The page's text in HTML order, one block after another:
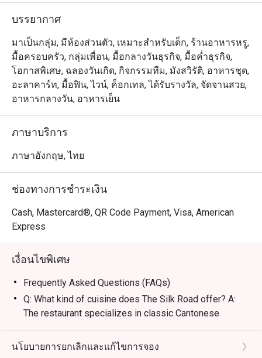
・The Silk Road (Classic Cantonese with Modern Flair
Restaurant) @ The Athenee Hotel เป็นห้องอาหารจีนระดับ
พรีเมียมที่นำเสนออาหารกวางตุ้งต้นตำรับพร้อมความทัน
สมัย ตั้งอยู่บนชั้น 3 ของโรงแรม The Athenee Hotel เดินทาง
สะดวกสบายใกล้กับ เซ็นทรัล ชิดลม, สถานเอกอัครราชทูต
เป็นส่วนตัวสูง เหมาะสำหรับการเจรจาธุรกิจ มื้อพิเศษ
สำหรับคู่รัก หรือการรวมตัวของครอบครัว
เวียร์ และ หมูหัน รสชาติต้นตำรับที่รังสรรค์โดยเชฟชาว
ฮ่องกง เมนูห้ามพลาดอื่น ๆ ได้แก่ กุ้งสายไหม ที่กรอบนอก
นุ่มใน และ ติ่มซำ กุ้งตัวโตเนื้อเด้งที่เน้นความสดใหม่ในทุก
คำ
・สำหรับคนไทย ที่นี่คือตัวเลือกระดับท็อปสำหรับมื้ออาหาร
จีนสุดหรูที่มอบบริการระดับ 5 ดาวอย่างไม่มีที่ติ ส่วนนักท่อง
เที่ยวจะประทับใจกับคุณภาพอาหารชั้นเลิศและความคุ้มค่า
ในทำเลใจกลางย่าน ถนนวิทยุ และใกล้ BTS เพลินจิต
ต้องการเพื่อรับส่วนลดสูงสุด 50% สำหรับค่าอาหาร
บรรยากาศ
มาเป็นกลุ่ม, มีห้องส่วนตัว, เหมาะสำหรับเด็ก, ร้านอาหารหรู,
มื้อครอบครัว, กลุ่มเพื่อน, มื้อกลางวันธุรกิจ, มื้อค่ำธุรกิจ,
โอกาสพิเศษ, ฉลองวันเกิด, กิจกรรมทีม, มังสวิรัติ, อาหารชุด,
อะลาคาร์ท, มื้อฟิน, ไวน์, ค็อกเทล, ได้รับรางวัล, จัดจานสวย,
อาหารกลางวัน, อาหารเย็น
ภาษาบริการ
ภาษาอังกฤษ, ไทย
ช่องทางการชำระเงิน
Cash, Mastercard®, QR Code Payment, Visa, American
Express
เงื่อนไขพิเศษ
Frequently Asked Questions (FAQs)
Q: What kind of cuisine does The Silk Road offer? A:
The restaurant specializes in classic Cantonese
cuisine elevated with a modern flair, featuring traditional
recipes and premium ingredients.
นโยบายการยกเลิกและแก้ไขการจอง